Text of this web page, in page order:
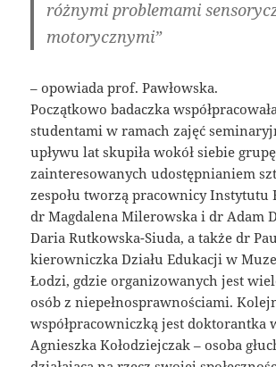
różnymi problemami
motorycznymi”
– opowiada prof. Pawłowska.
Początkowo badaczka
studentami w ramach zajęć
upływu lat skupiła wokół siebie
zainteresowanych udostępnianiem
zespołu tworzą pracownicy Instytutu
dr Magdalena Milerowska i dr Adam
Daria Rutkowska-Siuda, a także dr
kierowniczka Działu Edukacji w
Łodzi, gdzie organizowanych jest
osób z niepełnosprawnościami.
współpracowniczką jest doktorantka
Agnieszka Kołodziejczak – osoba